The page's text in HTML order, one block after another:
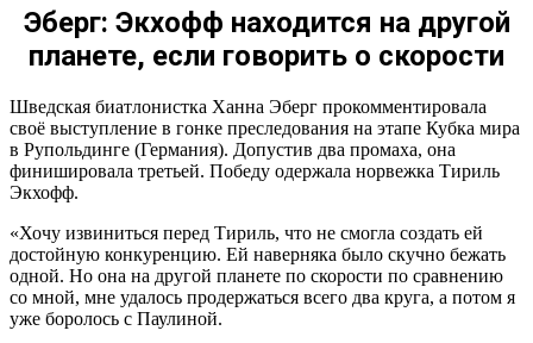
Эберг: Экхофф находится на другой
планете, если говорить о скорости
Шведская биатлонистка Ханна Эберг прокомментировала
своё выступление в гонке преследования на этапе Кубка мира
в Рупольдинге (Германия). Допустив два промаха, она
финишировала третьей. Победу одержала норвежка Тириль
Экхофф.
«Хочу извиниться перед Тириль, что не смогла создать ей
достойную конкуренцию. Ей наверняка было скучно бежать
одной. Но она на другой планете по скорости по сравнению
со мной, мне удалось продержаться всего два круга, а потом я
уже боролось с Паулиной.